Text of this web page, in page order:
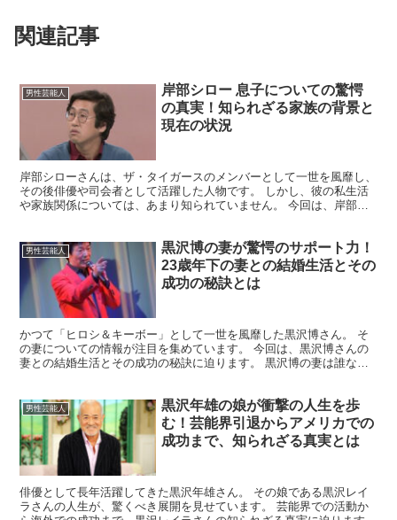
関連記事
男性芸能人
岸部シロー 息子についての驚愕
の真実！知られざる家族の背景と
現在の状況
岸部シローさんは、ザ・タイガースのメンバーとして一世を風靡し、
その後俳優や司会者として活躍した人物です。 しかし、彼の私生活
や家族関係については、あまり知られていません。 今回は、岸部シ
男性芸能人
黒沢博の妻が驚愕のサポート力！
23歳年下の妻との結婚生活とその
成功の秘訣とは
かつて「ヒロシ＆キーボー」として一世を風靡した黒沢博さん。 そ
の妻についての情報が注目を集めています。 今回は、黒沢博さんの
妻との結婚生活とその成功の秘訣に迫ります。 黒沢博の妻は誰なの
男性芸能人
黒沢年雄の娘が衝撃の人生を歩
む！芸能界引退からアメリカでの
成功まで、知られざる真実とは
俳優として長年活躍してきた黒沢年雄さん。 その娘である黒沢レイ
ラさんの人生が、驚くべき展開を見せています。 芸能界での活動か